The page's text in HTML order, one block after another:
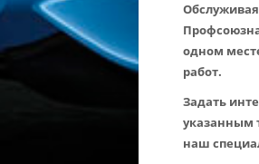
одном
работ.
Задать
указанным
наш